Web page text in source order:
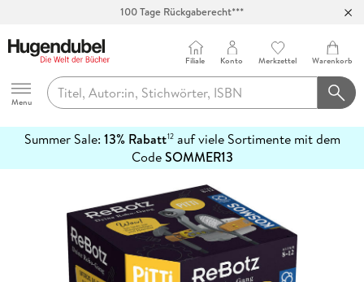
100 Tage Rückgaberecht***
Hugendubel
Menu
Filiale Konto Merkzettel Warenkorb
Summer Sale: 13% Rabatt12auf viele Sortimente mit dem
CodeSOMMER13
erfahren